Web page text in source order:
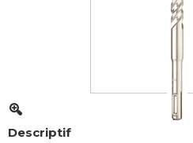
Descriptif